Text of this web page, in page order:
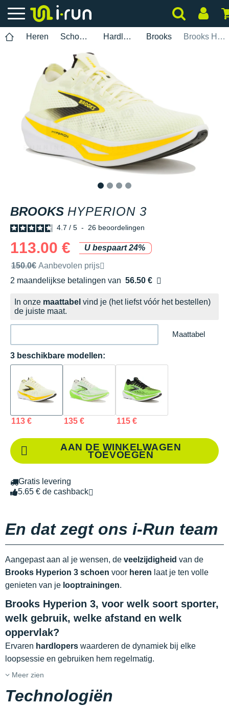
Heren Schoenen Hardlopen Brooks Brooks Hyperion 3
BROOKS HYPERION 3
4.7 / 5 - 26 beoordelingen
113.00 €
U bespaart 24%
Door het merk aanbevolen verkoopprijs
150.0€ Aanbevolen prijs
2 maandelijkse betalingen van 56.50 €
zonder kosten
In onze maattabel vind je (het liefst vóór het bestellen)
de juiste maat.
Maattabel
3 beschikbare modellen:
113 € 135 € 115 €
AAN DE WINKELWAGEN
TOEVOEGEN
Gratis levering
5.65 € de cashback
En dat zegt ons i-Run team
Aangepast aan al je wensen, de veelzijdigheid van de
Brooks Hyperion 3 schoen voor heren laat je ten volle
genieten van je looptrainingen.
Brooks Hyperion 3, voor welk soort sporter,
welk gebruik, welke afstand en welk
oppervlak?
Ervaren hardlopers waarderen de dynamiek bij elke
loopsessie en gebruiken hem regelmatig.
Meer zien
Technologiën